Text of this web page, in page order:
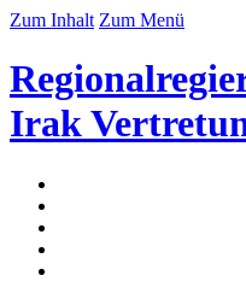
Zum Inhalt Zum Menü
Irak